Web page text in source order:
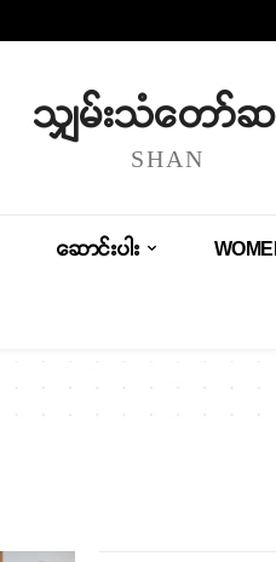
သျှမ်းသံတော်
SHAN
ဆောင်းပါး